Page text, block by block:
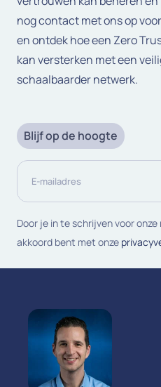
nog contact met ons op
en ontdek hoe een Zero
kan versterken met een
schaalbaarder netwerk.
Blijf op de hoogte
E-
mailadres
Door je in te schrijven voor
akkoord bent met onze